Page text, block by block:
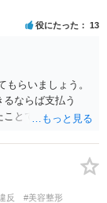
子どもの心理的
様が別居して引き
りでネガティブ
た自身が安定し
お父様の影響を
ないように思わ
たもいるかもし
うとされているか
能性をどんどん狭
役にたった 13
らいましょう。
ならば支払う
ことで不信感もあ
、事務所ごとにま
と20万円くらいが
反 #美容整形